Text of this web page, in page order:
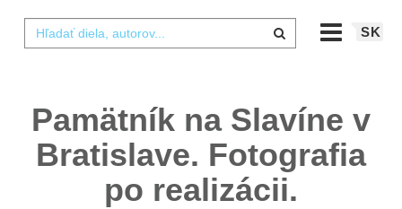
SK
Pamätník na Slavíne v
Bratislave. Fotografia
po realizácii.